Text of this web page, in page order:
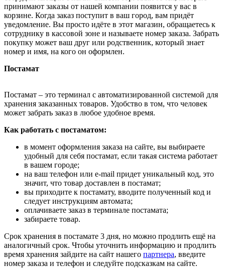
принимают заказы от нашей компании появится у вас в
корзине. Когда заказ поступит в ваш город, вам придёт
уведомление. Вы просто идёте в этот магазин, обращаетесь к
сотруднику в кассовой зоне и называете номер заказа. Забрать
покупку может ваш друг или родственник, который знает
номер и имя, на кого он оформлен.
Постамат
Постамат – это терминал с автоматизированной системой для
хранения заказанных товаров. Удобство в том, что человек
может забрать заказ в любое удобное время.
Как работать с постаматом:
в момент оформления заказа на сайте, вы выбираете
удобный для себя постамат, если такая система работает
в вашем городе;
на ваш телефон или e-mail придет уникальный код, это
значит, что товар доставлен в постамат;
вы приходите к постамату, вводите полученный код и
следует инструкциям автомата;
оплачиваете заказ в терминале постамата;
забираете товар.
Срок хранения в постамате 3 дня, но можно продлить ещё на
аналогичный срок. Чтобы уточнить информацию и продлить
время хранения зайдите на сайт нашего партнера, введите
номер заказа и телефон и следуйте подсказкам на сайте.